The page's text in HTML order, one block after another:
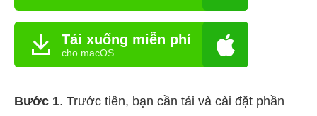
Tải xuống miễn phí
cho macOS
Bước 1. Trước tiên, bạn cần tải và cài đặt phần